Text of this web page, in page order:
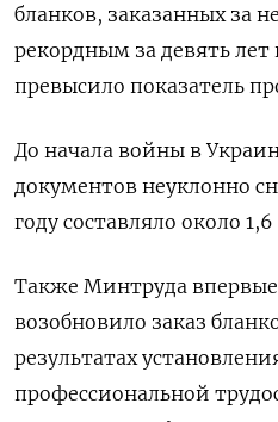
бланков, заказанных за
рекордным за девять лет
превысило показатель
До начала войны в
документов неуклонно
году составляло около
Также Минтруда впервые
возобновило заказ
результатах
профессиональной